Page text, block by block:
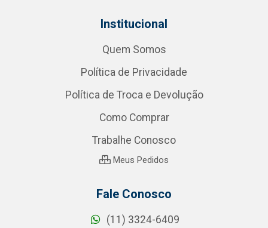
Institucional
Quem Somos
Política de Privacidade
Política de Troca e Devolução
Como Comprar
Trabalhe Conosco
Meus Pedidos
Fale Conosco
(11) 3324-6409